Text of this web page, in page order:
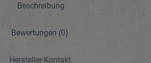
Beschreibung
Bewertungen (0)
Hersteller-Kontakt